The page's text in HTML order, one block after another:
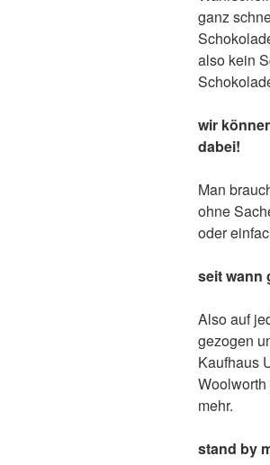
ganz
also kein
wir
dabei!
Man
ohne
oder
seit wann
Also auf
gezogen
Kaufhaus
mehr.
stand by